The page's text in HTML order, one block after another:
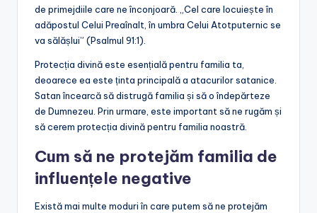
de primejdiile care ne înconjoară. „Cel care locuiește în
adăpostul Celui Preaînalt, în umbra Celui Atotputernic se
va sălășlui” (Psalmul 91:1).
Protecția divină este esențială pentru familia ta,
deoarece ea este ținta principală a atacurilor satanice.
Satan încearcă să distrugă familia și să o îndepărteze
de Dumnezeu. Prin urmare, este important să ne rugăm și
să cerem protecția divină pentru familia noastră.
Cum să ne protejăm familia de
influențele negative
Există mai multe moduri în care putem să ne protejăm